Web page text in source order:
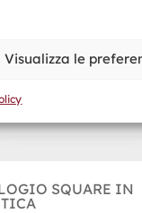
Visualizza le
SQUARE IN